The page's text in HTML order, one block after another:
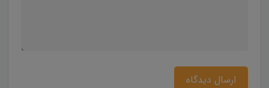
ارسال دیدگاه